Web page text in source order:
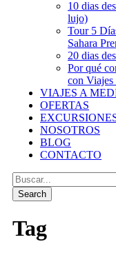
10 dias
lujo)
Tour 5
Sahara
20 dias
Por qué
con Viajes
VIAJES A
OFERTAS
NOSOTROS
BLOG
CONTACTO
Tag